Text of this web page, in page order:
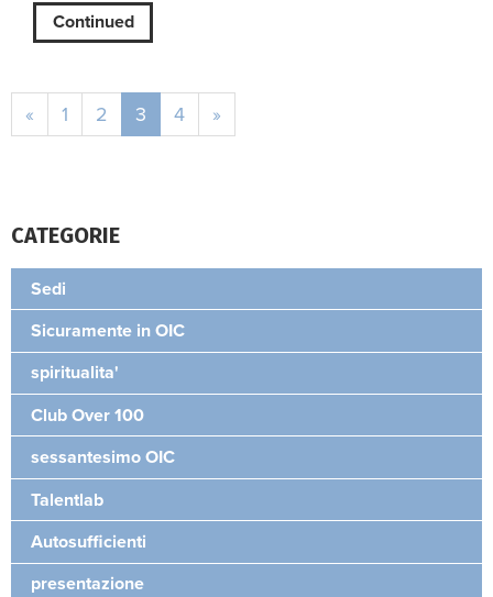
Continued
« 1 2 3 4 »
CATEGORIE
Sedi
Sicuramente in OIC
spiritualita'
Club Over 100
sessantesimo OIC
Talentlab
Autosufficienti
presentazione